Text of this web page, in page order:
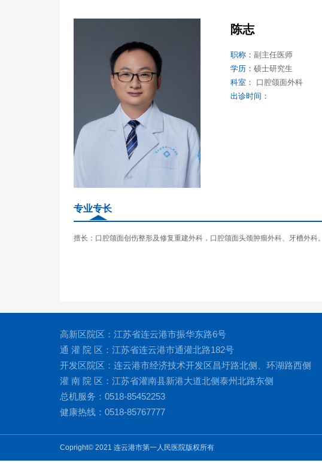
陈志
职称：副主任医师
学历：硕士研究生
科室：
口腔颌面外科
出诊时间：
专业专长
擅长：口腔颌面创伤整形及修复重建外科，口腔颌面头颈肿瘤外科、牙槽外科。
高新区院区：江苏省连云港市振华东路6号
通 灌 院 区：江苏省连云港市通灌北路182号
开发区院区：连云港市经济技术开发区昌圩路北侧、环湖路西侧
灌 南 院 区：江苏省灌南县新港大道北侧泰州北路东侧
总机服务：0518-85452253
健康热线：0518-85767777
Copright© 2021 连云港市第一人民医院版权所有